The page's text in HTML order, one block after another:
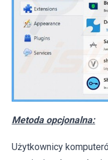
Metoda opcjonalna:
Użytkownicy